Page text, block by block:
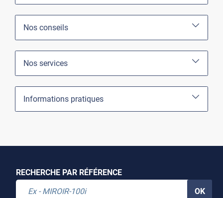
Nos conseils
Nos services
Informations pratiques
RECHERCHE PAR RÉFÉRENCE
OK